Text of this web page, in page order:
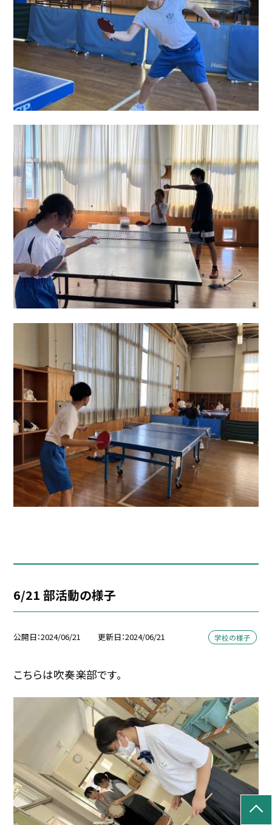
6/21 部活動の様子
公開日 2024/06/21 更新日 2024/06/21 学校の様子
こちらは吹奏楽部です。